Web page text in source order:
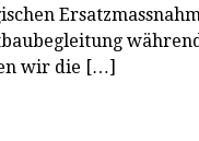
wir die […]